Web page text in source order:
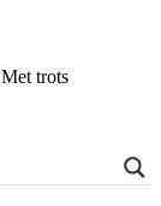
trots